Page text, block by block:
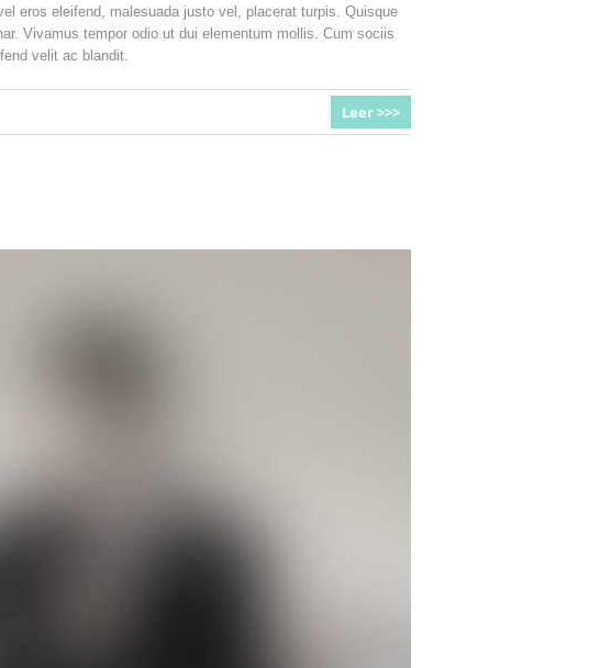
eros eleifend, malesuada justo vel, placerat turpis. Quisque
Vivamus tempor odio ut dui elementum mollis. Cum sociis
velit ac blandit.
Leer >>>